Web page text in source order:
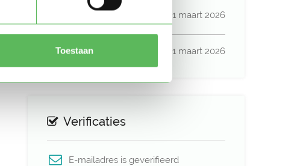
Toestaan
21 maart 2026
Profiel bijgewerkt 21 maart 2026
Verificaties
E-mailadres is geverifieerd